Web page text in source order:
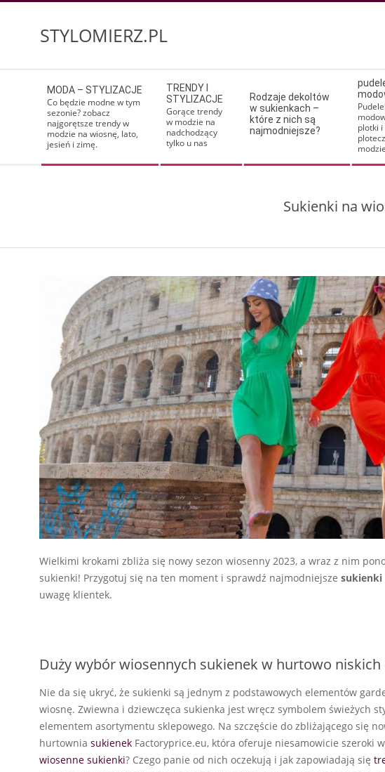
STYLOMIERZ.PL
Navigation
Menu
MODA – STYLIZACJE
Co będzie modne w tym
sezonie? zobacz
najgorętsze trendy w
modzie na wiosnę, lato,
jesień i zimę.
TRENDY I
STYLIZACJE
Gorące trendy
w modzie na
nadchodzący
tylko u nas
Rodzaje dekoltów
w sukienkach –
które z nich są
najmodniejsze?
plotki i
modzie
Sukienki na
Wielkimi krokami zbliża się nowy sezon wiosenny 2023, a wraz z nim
sukienki! Przygotuj się na ten moment i sprawdź najmodniejsze sukienki
uwagę klientek.
Duży wybór wiosennych sukienek w hurtowo niskich
Nie da się ukryć, że sukienki są jednym z podstawowych elementów
wiosnę. Zwiewna i dziewczęca sukienka jest wręcz symbolem świeżych
elementem asortymentu sklepowego. Na szczęście do zbliżającego się
hurtownia sukienek Factoryprice.eu, która oferuje niesamowicie szeroki
wiosenne sukienki? Czego panie od nich oczekują i jak zapowiadają się